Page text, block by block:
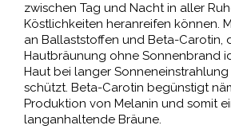
zwischen Tag und Nacht in aller
Köstlichkeiten heranreifen können.
an Ballaststoffen und Beta-Carotin,
Hautbräunung ohne Sonnenbrand
Haut bei langer
schützt. Beta-Carotin begünstigt
Produktion von Melanin und somit
langanhaltende Bräune.